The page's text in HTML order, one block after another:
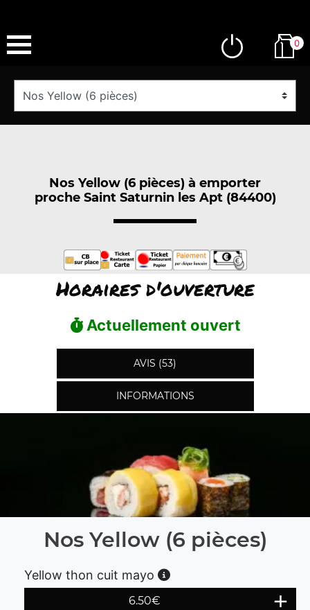
0
Nos Yellow (6 pièces) à emporter
proche Saint Saturnin les Apt (84400)
Horaires d'ouverture
Actuellement ouvert
AVIS (53)
INFORMATIONS
Nos Yellow (6 pièces)
Yellow thon cuit mayo
6.50€